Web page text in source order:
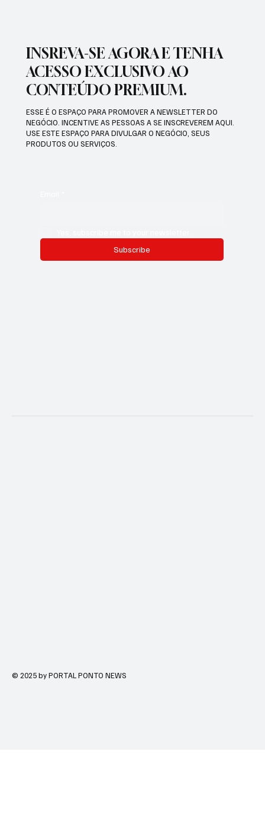
INSREVA-SE AGORA E TENHA
ACESSO EXCLUSIVO AO
CONTEÚDO PREMIUM.
ESSE É O ESPAÇO PARA PROMOVER A NEWSLETTER DO
NEGÓCIO. INCENTIVE AS PESSOAS A SE INSCREVEREM AQUI.
USE ESTE ESPAÇO PARA DIVULGAR O NEGÓCIO, SEUS
PRODUTOS OU SERVIÇOS.
Subscribe
© 2025 by PORTAL PONTO NEWS